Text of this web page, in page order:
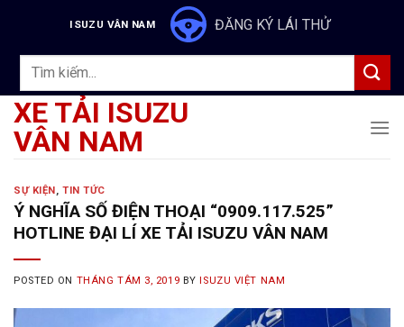
content
ISUZU VÂN NAM ĐĂNG KÝ LÁI THỬ
Tìm
XE TẢI ISUZU
VÂN NAM
SỰ KIỆN,TIN TỨC
Ý NGHĨA SỐ ĐIỆN THOẠI “0909.117.525”
HOTLINE ĐẠI LÍ XE TẢI ISUZU VÂN NAM
POSTED ON THÁNG TÁM 3, 2019 BYISUZU VIỆT NAM